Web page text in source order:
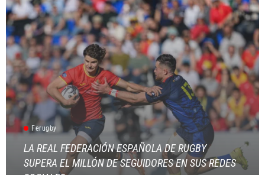
Ferugby
LA REAL FEDERACIÓN ESPAÑOLA DE RUGBY
SUPERA EL MILLÓN DE SEGUIDORES EN SUS REDES